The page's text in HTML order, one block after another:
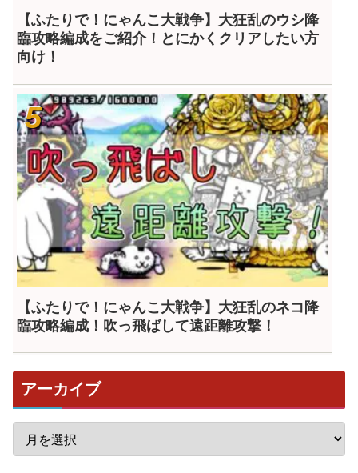
【ふたりで！にゃんこ大戦争】大狂乱のウシ降
臨攻略編成をご紹介！とにかくクリアしたい方
向け！
【ふたりで！にゃんこ大戦争】大狂乱のネコ降
臨攻略編成！吹っ飛ばして遠距離攻撃！
アーカイブ